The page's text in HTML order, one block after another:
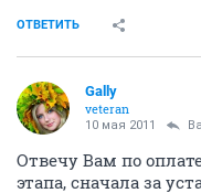
ОТВЕТИТЬ
Gally
veteran
10 мая 2011
Отвечу Вам по
этапа, сначала за